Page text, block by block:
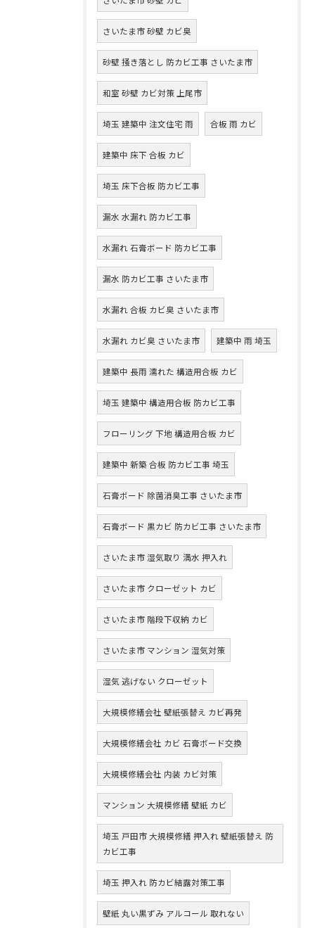
さいたま市 砂壁 カビ臭
砂壁 掻き落とし 防カビ工事 さいたま市
和室 砂壁 カビ対策 上尾市
埼玉 建築中 注文住宅 雨 合板 雨 カビ
建築中 床下 合板 カビ
埼玉 床下合板 防カビ工事
漏水 水漏れ 防カビ工事
水漏れ 石膏ボード 防カビ工事
漏水 防カビ工事 さいたま市
水漏れ 合板 カビ臭 さいたま市
水漏れ カビ臭 さいたま市 建築中 雨 埼玉
建築中 長雨 濡れた 構造用合板 カビ
埼玉 建築中 構造用合板 防カビ工事
フローリング 下地 構造用合板 カビ
建築中 新築 合板 防カビ工事 埼玉
石膏ボード 除菌消臭工事 さいたま市
石膏ボード 黒カビ 防カビ工事 さいたま市
さいたま市 湿気取り 満水 押入れ
さいたま市 クローゼット カビ
さいたま市 階段下収納 カビ
さいたま市 マンション 湿気対策
湿気 逃げない クローゼット
大規模修繕会社 壁紙張替え カビ再発
大規模修繕会社 カビ 石膏ボード交換
大規模修繕会社 内装 カビ対策
マンション 大規模修繕 壁紙 カビ
埼玉 戸田市 大規模修繕 押入れ 壁紙張替え 防
カビ工事
埼玉 押入れ 防カビ結露対策工事
壁紙 丸い黒ずみ アルコール 取れない